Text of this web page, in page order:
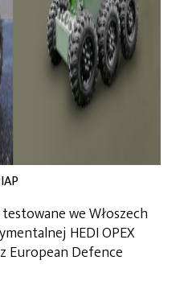
we Włoszech
HEDI OPEX
European Defence